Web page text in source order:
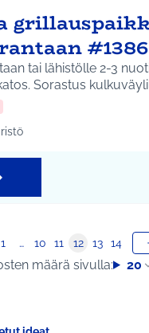
#1386
tai lähistölle 2-3
Sorastus
mukaan: Hyrylä
teeman mukaan:
määrä sivulla: 20
1 … 10 11 12 13 14